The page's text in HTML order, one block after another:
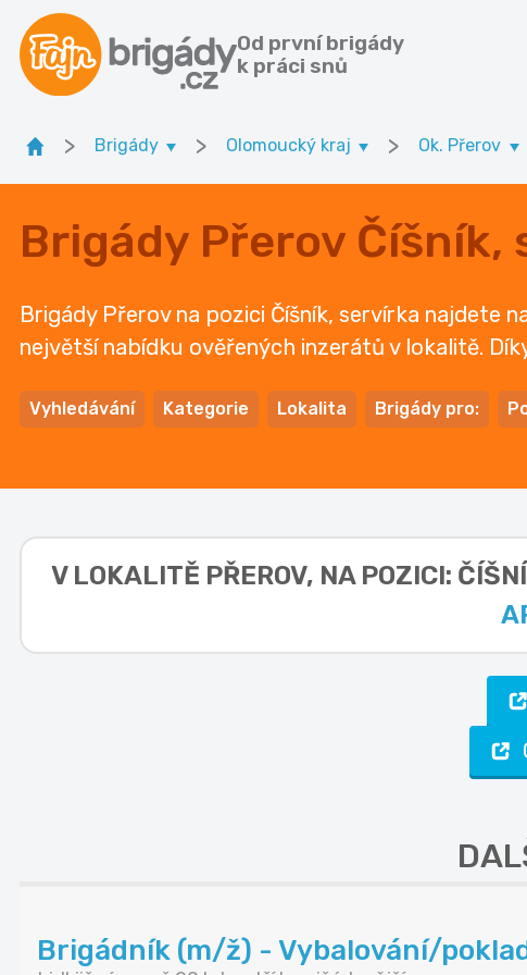
Od první brigády
k práci snů
> Brigády > Olomoucký kraj > Ok. Přerov
Brigády Přerov Číšník,
Brigády Přerov na pozici Číšník, servírka najdete
největší nabídku ověřených inzerátů v lokalitě.
Vyhledávání Kategorie Lokalita Brigády pro:
V LOKALITĚ PŘEROV, NA POZICI:
Brigádník (m/ž) - Vybalování/